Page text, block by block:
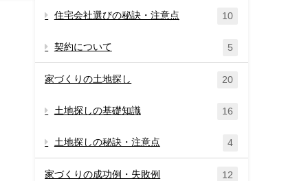
住宅会社選びの秘訣・注意点 10
契約について 5
家づくりの土地探し 20
土地探しの基礎知識 16
土地探しの秘訣・注意点 4
家づくりの成功例・失敗例 12